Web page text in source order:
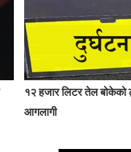
१२ हजार लिटर तेल बोकेको
आगलागी